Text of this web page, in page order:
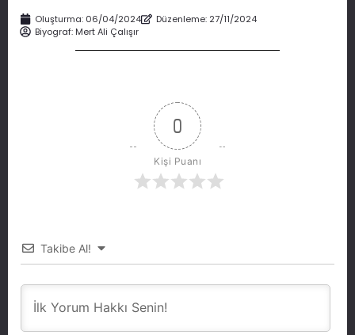
Oluşturma: 06/04/2024
Düzenleme: 27/11/2024
Biyograf: Mert Ali Çalışır
0
Kişi Puanı
Takibe Al!